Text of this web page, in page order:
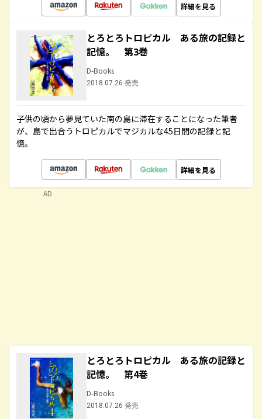
詳細を見る
とろとろトロピカル ある旅の記録と
記憶。 第3巻
D-Books
2018.07.26 発売
子供の頃から夢見ていた南の島に滞在することになった筆者
が、島で出合うトロピカルでマジカルな45日間の記録と記
憶。
詳細を見る
とろとろトロピカル ある旅の記録と
記憶。 第4巻
D-Books
2018.07.26 発売
AD